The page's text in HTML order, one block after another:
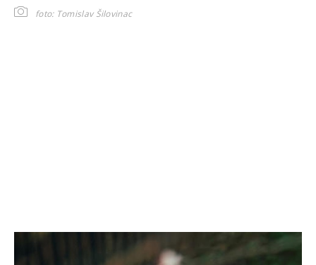
foto: Tomislav Šilovinac